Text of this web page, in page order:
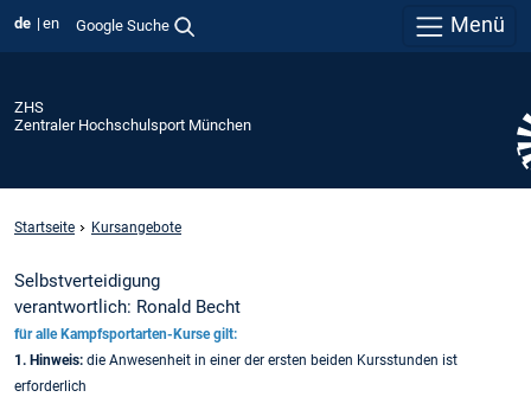
de en Google Suche Menü
ZHS
Zentraler Hochschulsport München
Startseite Kursangebote
Selbstverteidigung
verantwortlich: Ronald Becht
für alle Kampfsportarten-Kurse gilt:
1. Hinweis: die Anwesenheit in einer der ersten beiden Kursstunden ist
erforderlich